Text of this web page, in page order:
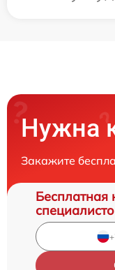
Нужна
Закажите
Бесплатная